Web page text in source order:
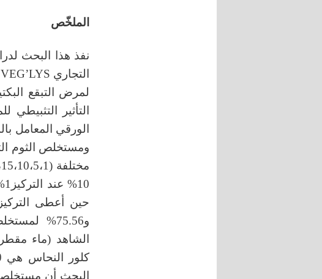
الملخّص
نفذ هذا البحث
التجاري VEG’LYS في البكتيريا
لمرض التبقع
التأثير
الورقي المعامل
ومستخلص الثوم
و75.56%
الشاهد (ماء
البحث أن